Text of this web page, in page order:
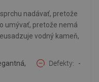
nadávať, pretože
umývať, pretože nemá
vodný kameň,
Defekty -